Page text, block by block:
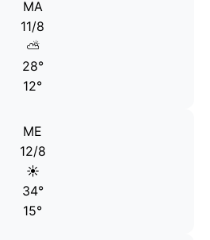
MA
11/8
⛅
28°
12°
ME
12/8
☀️
34°
15°